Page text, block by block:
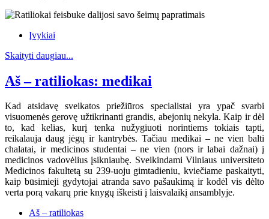
Įvykiai
Skaityti daugiau...
Aš – ratiliokas: medikai
Kad atsidavę sveikatos priežiūros specialistai yra ypač svarbi
visuomenės gerovę užtikrinanti grandis, abejonių nekyla. Kaip ir dėl
to, kad kelias, kurį tenka nužygiuoti norintiems tokiais tapti,
reikalauja daug jėgų ir kantrybės. Tačiau medikai – ne vien balti
chalatai, ir medicinos studentai – ne vien (nors ir labai dažnai) į
medicinos vadovėlius įsikniaubę. Sveikindami Vilniaus universiteto
Medicinos fakultetą su 239-uoju gimtadieniu, kviečiame paskaityti,
kaip būsimieji gydytojai atranda savo pašaukimą ir kodėl vis dėlto
verta porą vakarų prie knygų iškeisti į laisvalaikį ansamblyje.
Aš – ratiliokas